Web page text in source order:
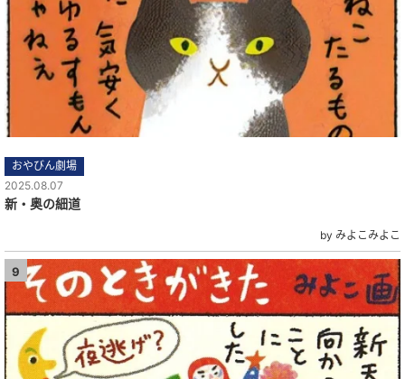
おやびん劇場
2025.08.07
新・奥の細道
by みよこみよこ
9